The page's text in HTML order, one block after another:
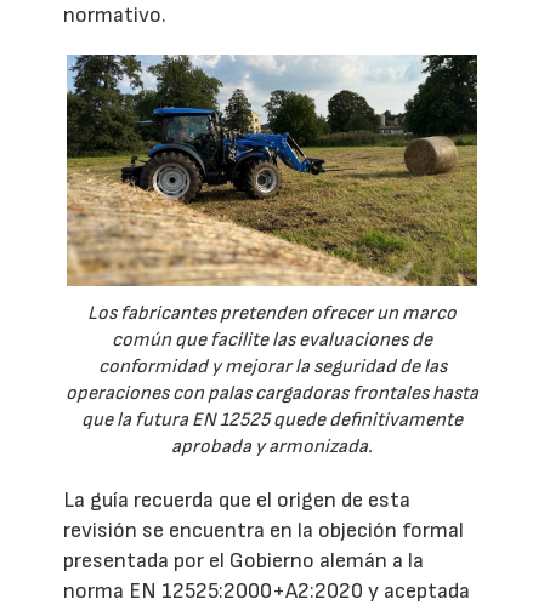
normativo.
Los fabricantes pretenden ofrecer un marco
común que facilite las evaluaciones de
conformidad y mejorar la seguridad de las
operaciones con palas cargadoras frontales hasta
que la futura EN 12525 quede definitivamente
aprobada y armonizada.
La guía recuerda que el origen de esta
revisión se encuentra en la objeción formal
presentada por el Gobierno alemán a la
norma EN 12525:2000+A2:2020 y aceptada